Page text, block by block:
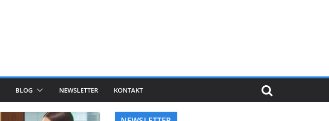
BLOG NEWSLETTER KONTAKT